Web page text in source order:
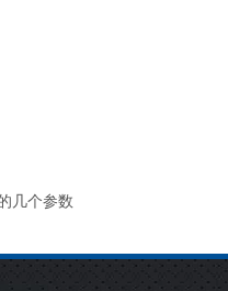
几个参数